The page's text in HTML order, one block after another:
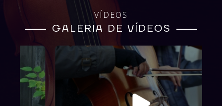
VÍDEOS
GALERIA DE VÍDEOS